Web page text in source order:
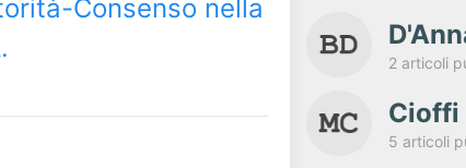
Consenso nella
2 articoli
Cioffi
5 articoli